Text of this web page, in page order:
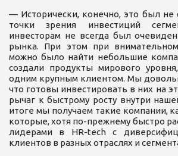
— Исторически, конечно, это был не
точки зрения инвестиций
инвесторам не всегда был
рынка. При этом при
можно было найти небольшие
создали продукты мирового
одним крупным клиентом. Мы
что готовы инвестировать в них на
рычаг к быстрому росту внутри
итоге мы получаем такие компании,
которые, хотя по-прежнему быстро
лидерами в HR-tech с
клиентов в разных отраслях и